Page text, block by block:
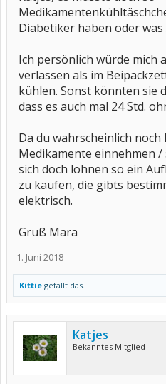
Diabetiker haben oder
Ich persönlich würde mich
verlassen als im
kühlen. Sonst könnten sie
dass es auch mal 24 Std.
Da du wahrscheinlich noch
Medikamente einnehmen
sich doch lohnen so ein
zu kaufen, die gibts
elektrisch.
Gruß Mara
1. Juni 2018
Kittie gefällt das.
Katjes
Bekanntes Mitglied